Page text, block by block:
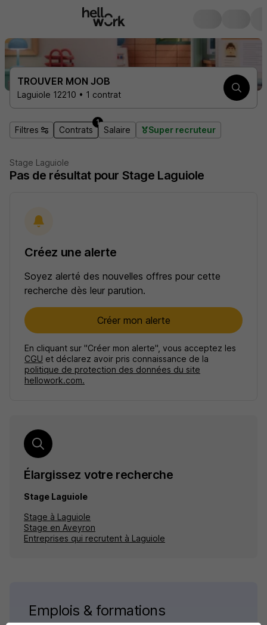
TROUVER MON JOB
Laguiole 12210 • 1 contrat
Filtres Contrats
1
Salaire Super recruteur
Stage Laguiole
Pas de résultat pour Stage Laguiole
Créez une alerte
Soyez alerté des nouvelles offres pour cette
recherche dès leur parution.
Créer mon alerte
En cliquant sur "Créer mon alerte", vous acceptez les
CGU et déclarez avoir pris connaissance de la
politique de protection des données du site
hellowork.com.
Élargissez votre recherche
Stage Laguiole
Stage à Laguiole
Stage en Aveyron
Entreprises qui recrutent à Laguiole
Emplois & formations